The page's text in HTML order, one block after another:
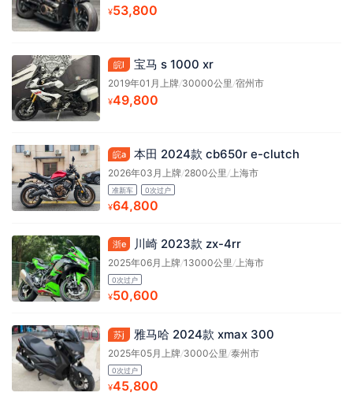
¥53,800
皖l 宝马 s 1000 xr
2019年01月上牌/30000公里 /宿州市
¥49,800
皖a 本田 2024款 cb650r e-clutch
2026年03月上牌/2800公里 /上海市
准新车 0次过户
¥64,800
浙e 川崎 2023款 zx-4rr
2025年06月上牌/13000公里/上海市
0次过户
¥50,600
苏j 雅马哈 2024款 xmax 300
2025年05月上牌/3000公里/泰州市
0次过户
¥45,800